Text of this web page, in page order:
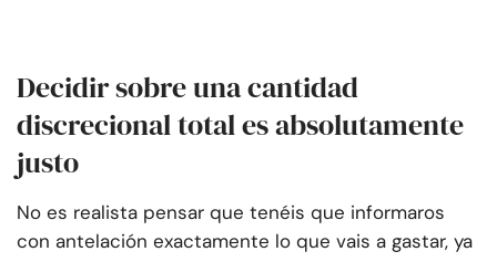
Decidir sobre una cantidad
discrecional total es absolutamente
justo
No es realista pensar que tenéis que informaros
con antelación exactamente lo que vais a gastar, ya